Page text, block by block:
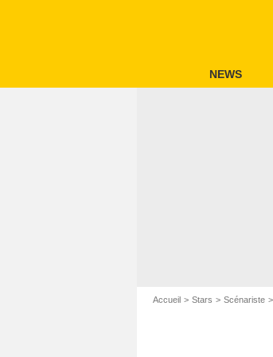
NEWS
Accueil Stars Scénariste